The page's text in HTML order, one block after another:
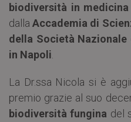
biodiversità in
dallaAccademia di
della Società Nazionale
in Napoli
La Dr.ssa Nicola si è
premio grazie al suo
biodiversità fungina del